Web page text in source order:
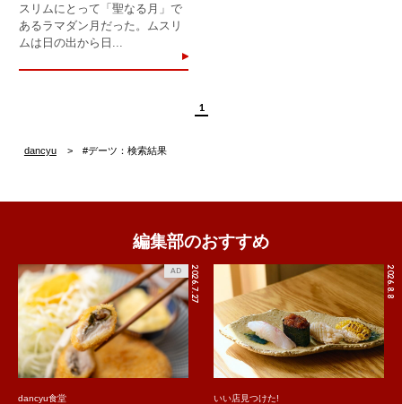
スリムにとって「聖なる月」で
あるラマダン月だった。ムスリ
ムは日の出から日...
1
dancyu #デーツ：検索結果
編集部のおすすめ
2026.7.27
AD
dancyu食堂
2026.8.8
いい店見つけた!